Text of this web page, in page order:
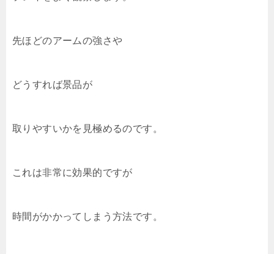
先ほどのアームの強さや
どうすれば景品が
取りやすいかを見極めるのです。
これは非常に効果的ですが
時間がかかってしまう方法です。